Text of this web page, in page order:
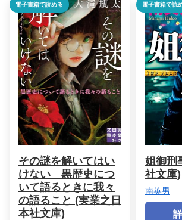
電子書籍で読める
その謎を解いてはい
けない 黒歴史につ
いて語るときに我々
の語ること (実業之日
本社文庫)
電子書籍で読
姐御刑
社文庫)
南英男